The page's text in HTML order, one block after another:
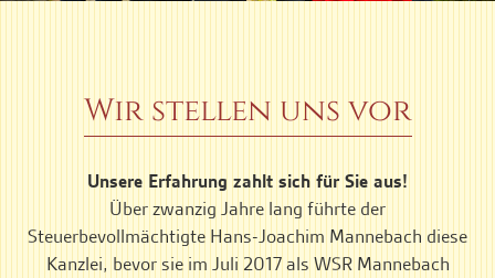
Wir stellen uns vor
Unsere Erfahrung zahlt sich für Sie aus!
Über zwanzig Jahre lang führte der
Steuerbevollmächtigte Hans-Joachim Mannebach diese
Kanzlei, bevor sie im Juli 2017 als WSR Mannebach